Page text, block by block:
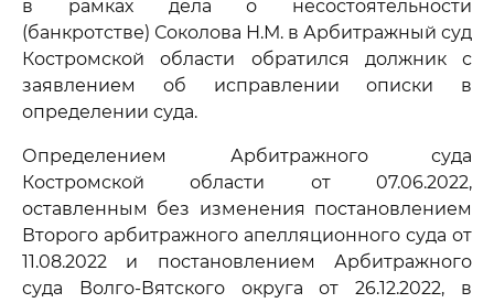
в рамках дела о несостоятельности
(банкротстве) Соколова Н.М. в Арбитражный суд
Костромской области обратился должник с
заявлением об исправлении описки в
определении суда.
Определением Арбитражного суда
Костромской области от 07.06.2022,
оставленным без изменения постановлением
Второго арбитражного апелляционного суда от
11.08.2022 и постановлением Арбитражного
суда Волго-Вятского округа от 26.12.2022, в